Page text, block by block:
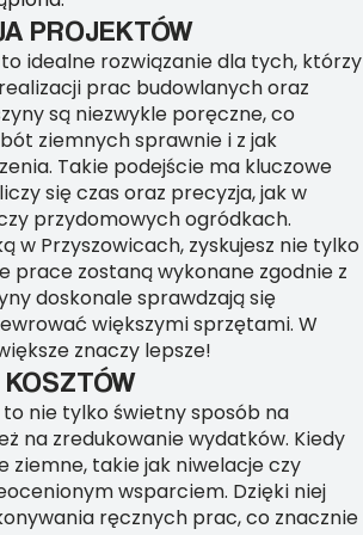
PROJEKTÓW
idealne rozwiązanie dla tych, którzy
prac budowlanych oraz
są niezwykle poręczne, co
ziemnych sprawnie i z jak
Takie podejście ma kluczowe
się czas oraz precyzja, jak w
przydomowych ogródkach.
w Przyszowicach, zyskujesz nie tylko
prace zostaną wykonane zgodnie z
doskonale sprawdzają się
większymi sprzętami. W
znaczy lepsze!
nie tylko świetny sposób na
na zredukowanie wydatków. Kiedy
takie jak niwelacje czy
wsparciem. Dzięki niej
ręcznych prac, co znacznie